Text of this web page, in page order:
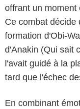
offrant un moment
Ce combat décide
formation d'Obi-
d'Anakin (Qui sait
l'avait guidé à la
tard que l'échec
En combinant